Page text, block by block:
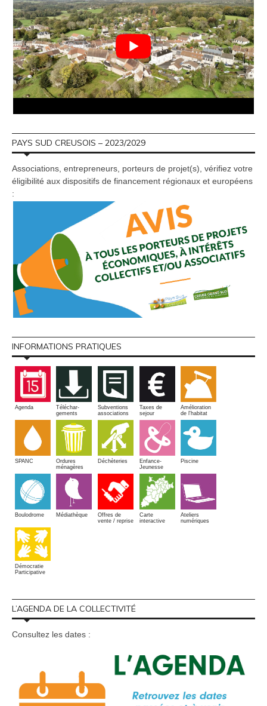
PAYS SUD CREUSOIS – 2023/2029
Associations, entrepreneurs, porteurs de projet(s), vérifiez votre
éligibilité aux dispositifs de financement régionaux et européens
:
INFORMATIONS PRATIQUES
Agenda
Téléchar-
gements
Subventions
associations
Taxes de
sejour
Amélioration
de l'habitat
SPANC
Ordures
ménagères
Déchèteries
Enfance-
Jeunesse
Piscine
Boulodrome Médiathèque
Offres de
vente / reprise
Carte
interactive
Ateliers
numériques
Démocratie
Participative
L’AGENDA DE LA COLLECTIVITÉ
Consultez les dates :